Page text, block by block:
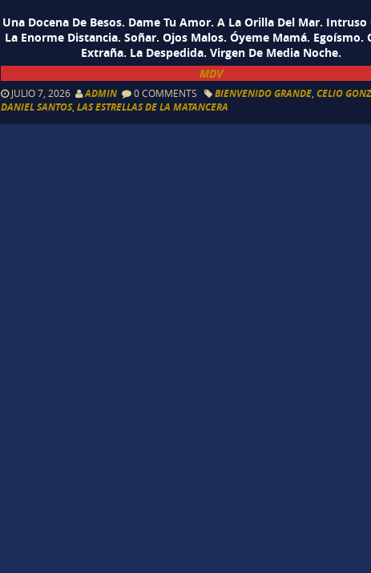
Una Docena De Besos. Dame Tu Amor. A La Orilla Del Mar. Intruso
La Enorme Distancia. Soñar. Ojos Malos. Óyeme Mamá. Egoísmo.
Extraña. La Despedida. Virgen De Media Noche.
MDV
JULIO 7, 2026 ADMIN 0 COMMENTS BIENVENIDO GRANDE ,CELIO
DANIEL SANTOS,LAS ESTRELLAS DE LA MATANCERA